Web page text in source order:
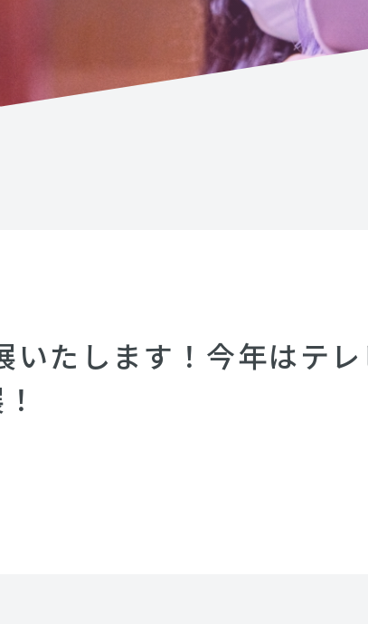
たします！今年はテ